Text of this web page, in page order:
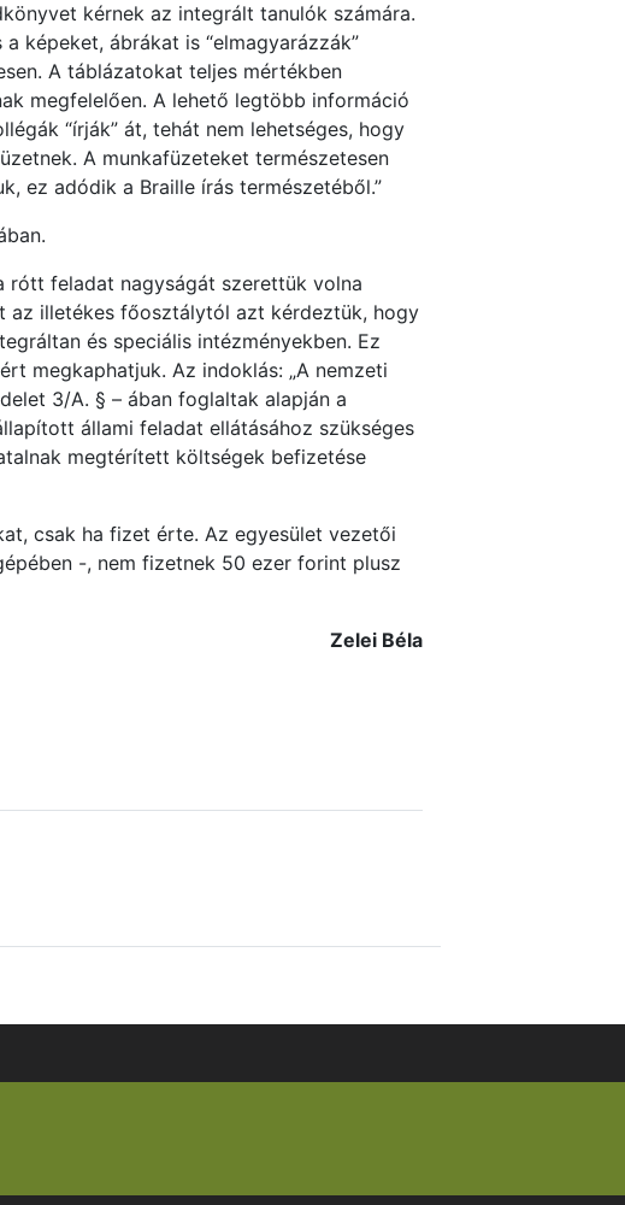
kérnek az integrált tanulók számára.
képeket, ábrákat is “elmagyarázzák”
A táblázatokat teljes mértékben
megfelelően. A lehető legtöbb információ
“írják” át, tehát nem lehetséges, hogy
A munkafüzeteket természetesen
ez adódik a Braille írás természetéből.”
rótt feladat nagyságát szerettük volna
az illetékes főosztálytól azt kérdeztük, hogy
és speciális intézményekben. Ez
megkaphatjuk. Az indoklás: „A nemzeti
3/A. § – ában foglaltak alapján a
állami feladat ellátásához szükséges
megtérített költségek befizetése
csak ha fizet érte. Az egyesület vezetői
-, nem fizetnek 50 ezer forint plusz
Zelei Béla